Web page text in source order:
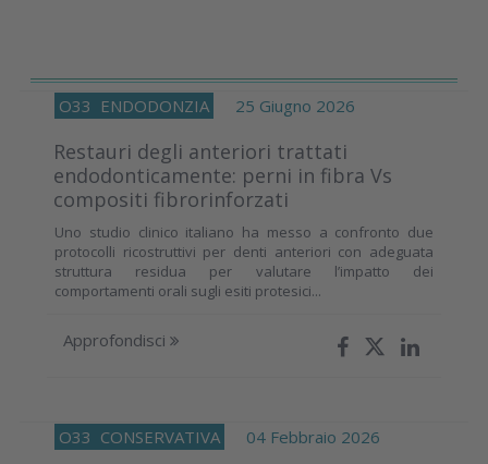
O33 ENDODONZIA 25 Giugno 2026
Restauri degli anteriori trattati
endodonticamente: perni in fibra Vs
compositi fibrorinforzati
Uno studio clinico italiano ha messo a confronto due
protocolli ricostruttivi per denti anteriori con adeguata
struttura residua per valutare l’impatto dei
comportamenti orali sugli esiti protesici...
Approfondisci
O33 CONSERVATIVA 04 Febbraio 2026